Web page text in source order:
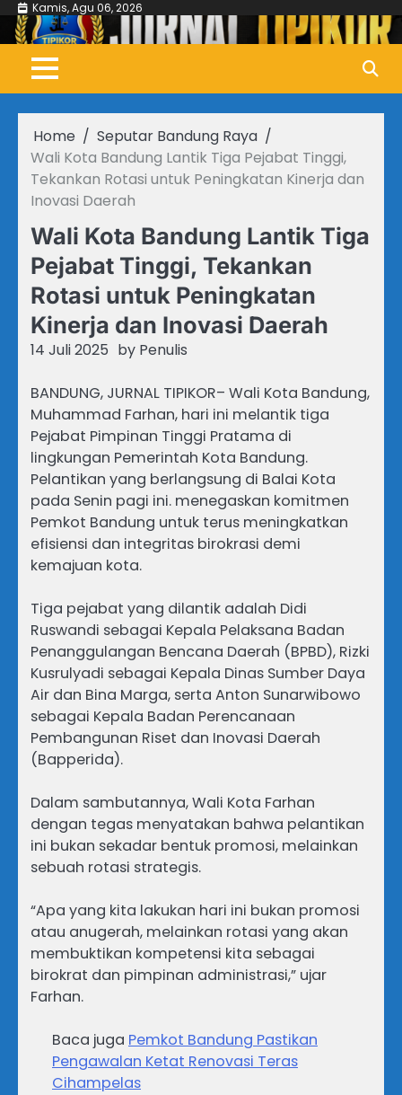
Skip
content
Kamis, Agu 06, 2026
Home
Seputar Bandung Raya
Wali Kota Bandung Lantik Tiga Pejabat Tinggi,
Tekankan Rotasi untuk Peningkatan Kinerja dan
Inovasi Daerah
Wali Kota Bandung Lantik Tiga
Pejabat Tinggi, Tekankan
Rotasi untuk Peningkatan
Kinerja dan Inovasi Daerah
14 Juli 2025 by Penulis
BANDUNG, JURNAL TIPIKOR– Wali Kota Bandung,
Muhammad Farhan, hari ini melantik tiga
Pejabat Pimpinan Tinggi Pratama di
lingkungan Pemerintah Kota Bandung.
Pelantikan yang berlangsung di Balai Kota
pada Senin pagi ini. menegaskan komitmen
Pemkot Bandung untuk terus meningkatkan
efisiensi dan integritas birokrasi demi
kemajuan kota.
Tiga pejabat yang dilantik adalah Didi
Ruswandi sebagai Kepala Pelaksana Badan
Penanggulangan Bencana Daerah (BPBD), Rizki
Kusrulyadi sebagai Kepala Dinas Sumber Daya
Air dan Bina Marga, serta Anton Sunarwibowo
sebagai Kepala Badan Perencanaan
Pembangunan Riset dan Inovasi Daerah
(Bapperida).
Dalam sambutannya, Wali Kota Farhan
dengan tegas menyatakan bahwa pelantikan
ini bukan sekadar bentuk promosi, melainkan
sebuah rotasi strategis.
“Apa yang kita lakukan hari ini bukan promosi
atau anugerah, melainkan rotasi yang akan
membuktikan kompetensi kita sebagai
birokrat dan pimpinan administrasi,” ujar
Farhan.
Baca juga Pemkot Bandung Pastikan
Pengawalan Ketat Renovasi Teras
Cihampelas